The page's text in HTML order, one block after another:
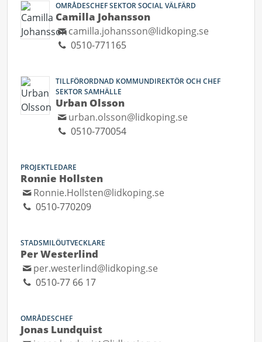
OMRÅDESCHEF SEKTOR SOCIAL VÄLFÄRD
Camilla Johansson
camilla.johansson@lidkoping.se
0510-771165
TILLFÖRORDNAD KOMMUNDIREKTÖR OCH CHEF
SEKTOR SAMHÄLLE
Urban Olsson
urban.olsson@lidkoping.se
0510-770054
PROJEKTLEDARE
Ronnie Hollsten
Ronnie.Hollsten@lidkoping.se
0510-770209
STADSMILÖUTVECKLARE
Per Westerlind
per.westerlind@lidkoping.se
0510-77 66 17
OMRÅDESCHEF
Jonas Lundquist